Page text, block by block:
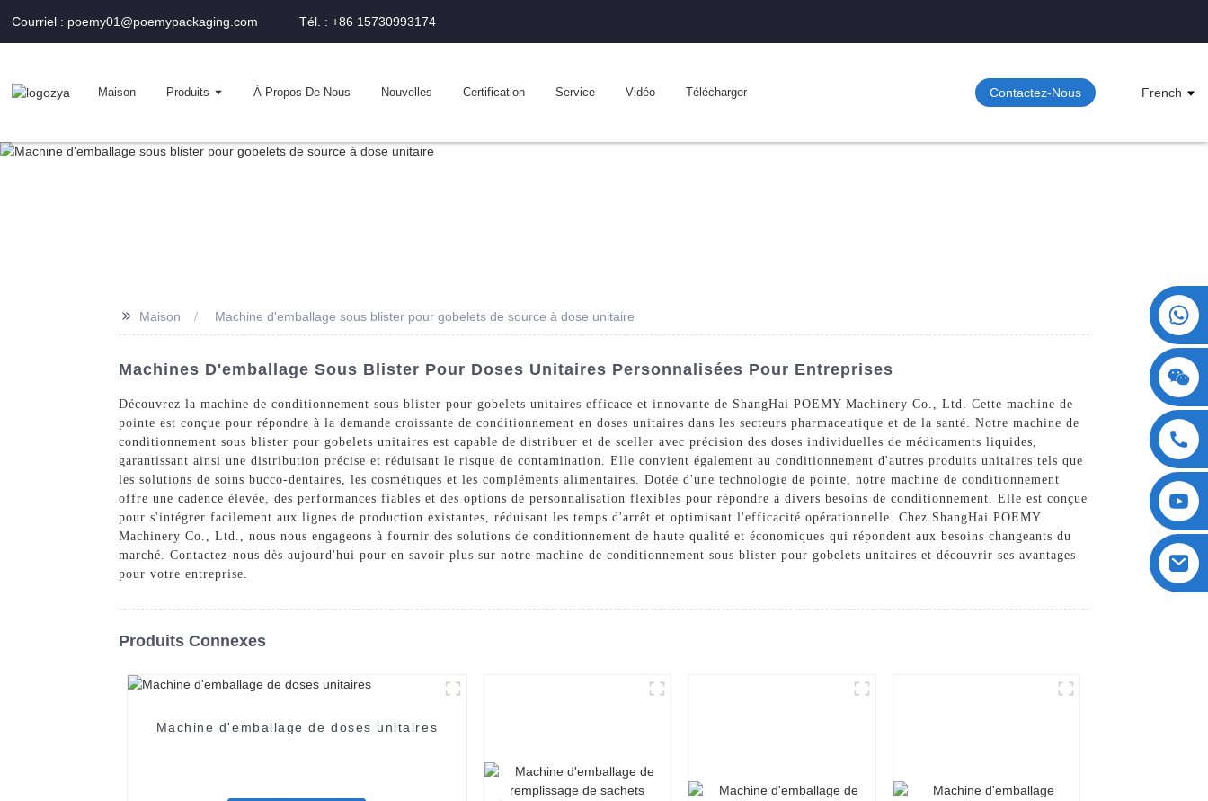
Courriel : poemy01@poemypackaging.com Tél. : +86 15730993174
Maison Produits À Propos De Nous Nouvelles Certification Service Vidéo Télécharger Contactez-Nous French
>> Maison Machine d'emballage sous blister pour gobelets de source à dose unitaire
Machines D'emballage Sous Blister Pour Doses Unitaires Personnalisées Pour Entreprises
Découvrez la machine de conditionnement sous blister pour gobelets unitaires efficace et innovante de ShangHai POEMY Machinery Co., Ltd. Cette machine de
pointe est conçue pour répondre à la demande croissante de conditionnement en doses unitaires dans les secteurs pharmaceutique et de la santé. Notre machine de
conditionnement sous blister pour gobelets unitaires est capable de distribuer et de sceller avec précision des doses individuelles de médicaments liquides,
garantissant ainsi une distribution précise et réduisant le risque de contamination. Elle convient également au conditionnement d'autres produits unitaires tels que
les solutions de soins bucco-dentaires, les cosmétiques et les compléments alimentaires. Dotée d'une technologie de pointe, notre machine de conditionnement
offre une cadence élevée, des performances fiables et des options de personnalisation flexibles pour répondre à divers besoins de conditionnement. Elle est conçue
pour s'intégrer facilement aux lignes de production existantes, réduisant les temps d'arrêt et optimisant l'efficacité opérationnelle. Chez ShangHai POEMY
Machinery Co., Ltd., nous nous engageons à fournir des solutions de conditionnement de haute qualité et économiques qui répondent aux besoins changeants du
marché. Contactez-nous dès aujourd'hui pour en savoir plus sur notre machine de conditionnement sous blister pour gobelets unitaires et découvrir ses avantages
pour votre entreprise.
Produits Connexes
Machine d'emballage de doses unitaires